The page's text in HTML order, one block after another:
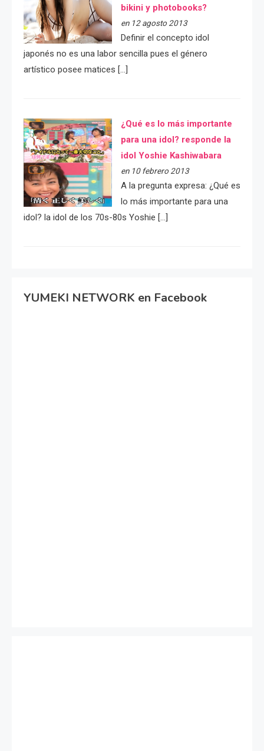
bikini y photobooks?
en 12 agosto 2013
Definir el concepto idol
japonés no es una labor sencilla pues el género
artístico posee matices […]
¿Qué es lo más importante
para una idol? responde la
idol Yoshie Kashiwabara
en 10 febrero 2013
A la pregunta expresa: ¿Qué es
lo más importante para una
idol? la idol de los 70s-80s Yoshie […]
YUMEKI NETWORK en Facebook